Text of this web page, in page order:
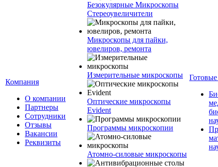
Компания
О компании
Партнеры
Сотрудники
Отзывы
Вакансии
Реквизиты
Безокулярные Микроскопы
Стереоувеличители
Микроскопы для пайки,
ювелиров, ремонта
Измерительные микроскопы
Оптические микроскопы
Evident
Программы микроскопии
Атомно-силовые микроскопы